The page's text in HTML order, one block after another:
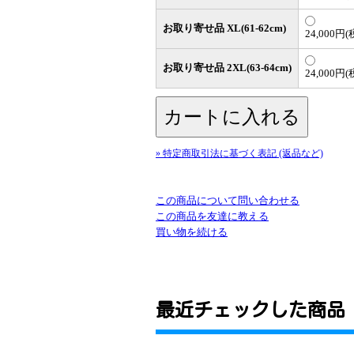
お取り寄せ品 XL(61-62cm) 24,000円(
お取り寄せ品 2XL(63-64cm) 24,000円(
» 特定商取引法に基づく表記 (返品など)
この商品について問い合わせる
この商品を友達に教える
買い物を続ける
最近チェックした商品